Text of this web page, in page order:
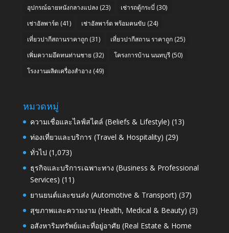
อุปกรณ์ฉายหนังกลางแปลง (23) เช่ารถตู้กระบี่ (30)
เช่าอัลพาร์ด (41) เช่าอัลพาร์ด พร้อมคนขับ (24)
เที่ยวปากีสถานราคาถูก(31) เที่ยวปากีสถาน ราคาถูก(25)
เพิ่มความอึดทนท่านชาย (32) โครงการบ้าน นนทบุรี(50)
โรงงานผลิตเครื่องสำอาง (49)
หมวดหมู่
ความเชื่อและไลฟ์สไตล์ (Beliefs & Lifestyle) (13)
ท่องเที่ยวและบริการ (Travel & Hospitality) (29)
ทั่วไป (1,073)
ธุรกิจและบริการเฉพาะทาง (Business & Professional
Services) (11)
ยานยนต์และขนส่ง (Automotive & Transport) (37)
สุขภาพและความงาม (Health, Medical & Beauty) (3)
อสังหาริมทรัพย์และที่อยู่อาศัย (Real Estate & Home